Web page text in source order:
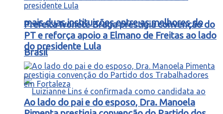
mais duas instituições entre as melhores do
Brasil
Prefeita Ivonete Braga prestigia convenção do
PT e reforça apoio a Elmano de Freitas ao lado
do presidente Lula
Ao lado do pai e do esposo, Dra. Manoela